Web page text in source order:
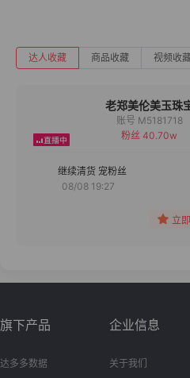
达人收藏 商品收藏 视频收
老郑美伦美玉珠
备注
账号 M5181718
粉丝 40.70w
继续清货 宠粉丝
08/08 19:27
立
旗下产品
达多多数据
企业信息
关于我们